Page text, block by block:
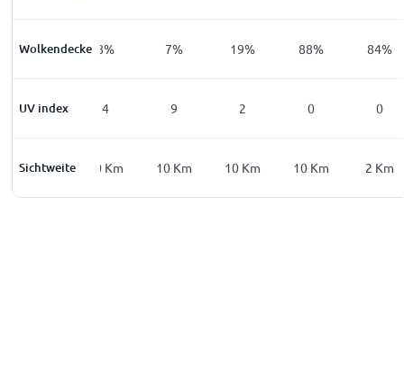
Wolkendecke
39% 8% 7% 19% 88% 84%
UV index
0 4 9 2 0 0
Sichtweite
2Km 10 Km 10 Km 10 Km 10 Km 2 Km